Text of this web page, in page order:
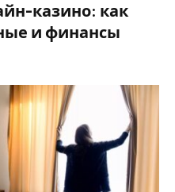
казино: как
и финансы